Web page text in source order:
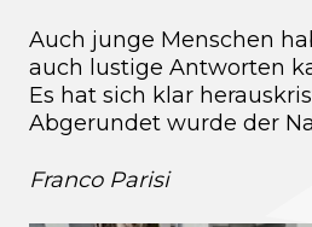
Auch junge Menschen
auch lustige Antworten
Es hat sich klar
Abgerundet wurde der
Franco Parisi